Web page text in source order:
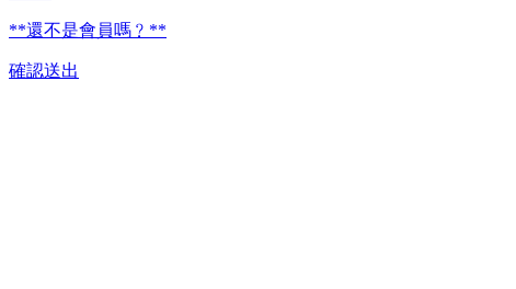
**還不是會員嗎﹖**
確認送出